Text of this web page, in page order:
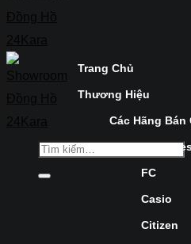
Trang Chủ
Thương Hiệu
Các Hãng Bán
FC
Casio
Citizen